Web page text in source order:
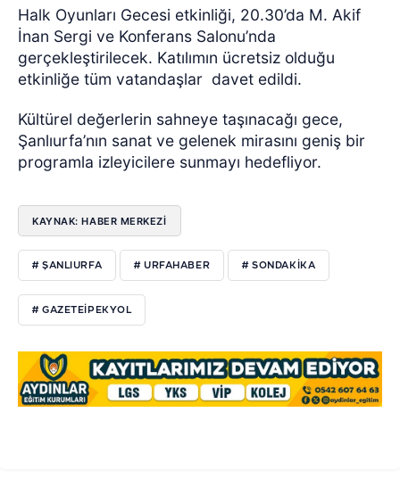
Halk Oyunları Gecesi etkinliği, 20.30’da M. Akif
İnan Sergi ve Konferans Salonu’nda
gerçekleştirilecek. Katılımın ücretsiz olduğu
etkinliğe tüm vatandaşlar davet edildi.
Kültürel değerlerin sahneye taşınacağı gece,
Şanlıurfa’nın sanat ve gelenek mirasını geniş bir
programla izleyicilere sunmayı hedefliyor.
KAYNAK: HABER MERKEZI
# ŞANLIURFA # URFAHABER # SONDAKIKA
# GAZETEIPEKYOL